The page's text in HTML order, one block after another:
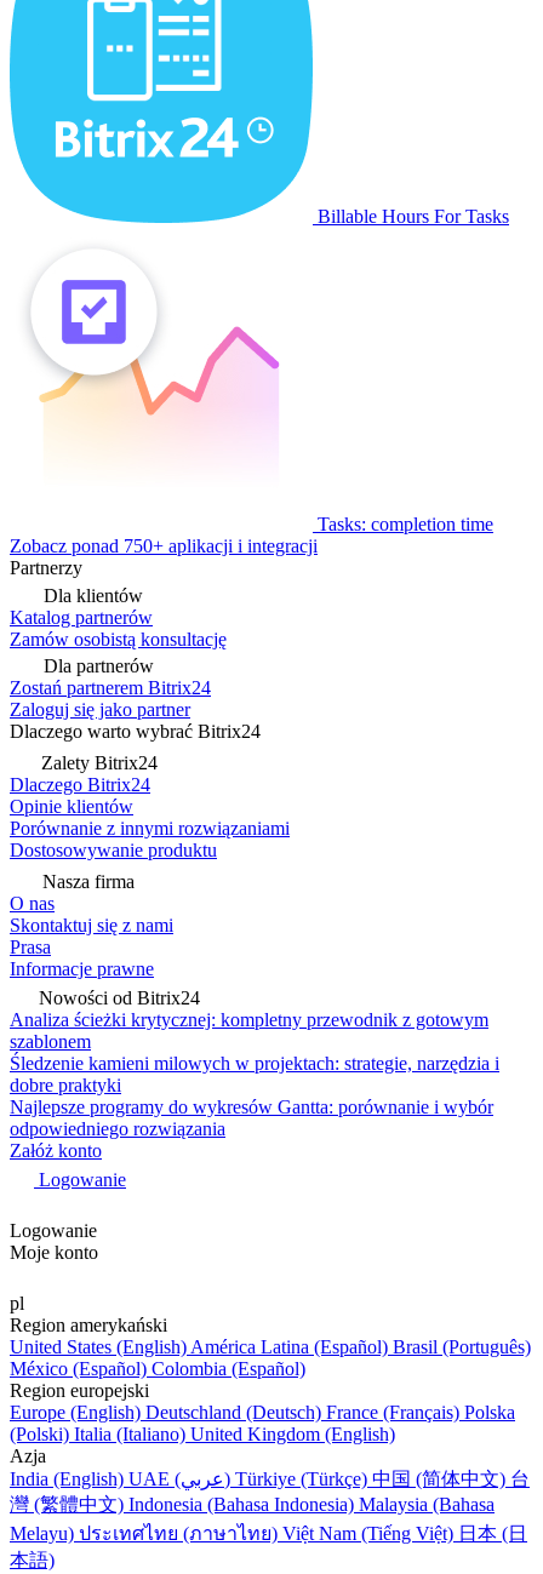
Billable Hours For Tasks
Tasks: completion time
Zobacz ponad 750+ aplikacji i integracji
Partnerzy
Dla klientów
Katalog partnerów
Zamów osobistą konsultację
Dla partnerów
Zostań partnerem Bitrix24
Zaloguj się jako partner
Dlaczego warto wybrać Bitrix24
Zalety Bitrix24
Dlaczego Bitrix24
Opinie klientów
Porównanie z innymi rozwiązaniami
Dostosowywanie produktu
Nasza firma
O nas
Skontaktuj się z nami
Prasa
Informacje prawne
Nowości od Bitrix24
Analiza ścieżki krytycznej: kompletny przewodnik z gotowym
szablonem
Śledzenie kamieni milowych w projektach: strategie, narzędzia i
dobre praktyki
Najlepsze programy do wykresów Gantta: porównanie i wybór
odpowiedniego rozwiązania
Załóż konto
Logowanie
Logowanie
Moje konto
pl
Region amerykański
United States (English) América Latina (Español) Brasil (Português)
México (Español) Colombia (Español)
Region europejski
Europe (English) Deutschland (Deutsch) France (Français) Polska
(Polski) Italia (Italiano) United Kingdom (English)
Azja
India (English)
UAE (عربي) Türkiye (Türkçe) 中国 (简体中文) 台
灣 (繁體中文) Indonesia (Bahasa Indonesia) Malaysia (Bahasa
Melayu) ประเทศไทย (ภาษาไทย) Việt Nam (Tiếng Việt) 日本 (日
本語)